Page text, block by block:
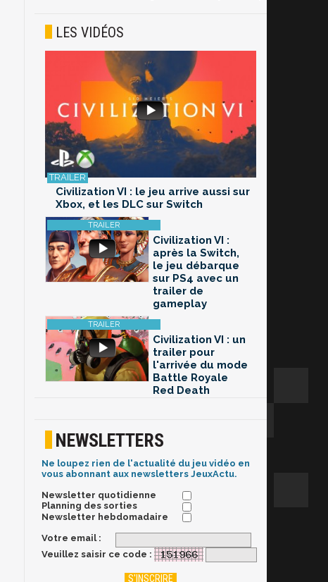
LES VIDÉOS
Civilization VI : le jeu arrive aussi sur
Xbox, et les DLC sur Switch
Civilization VI :
après la Switch,
le jeu débarque
sur PS4 avec un
trailer de
gameplay
Civilization VI : un
trailer pour
l'arrivée du mode
Battle Royale
Red Death
NEWSLETTERS
Ne loupez rien de l'actualité du jeu vidéo en
vous abonnant aux newsletters JeuxActu.
Newsletter quotidienne
Planning des sorties
Newsletter hebdomadaire
Votre email :
Veuillez saisir ce code :